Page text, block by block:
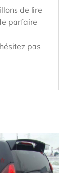
de lire
parfaire
pas